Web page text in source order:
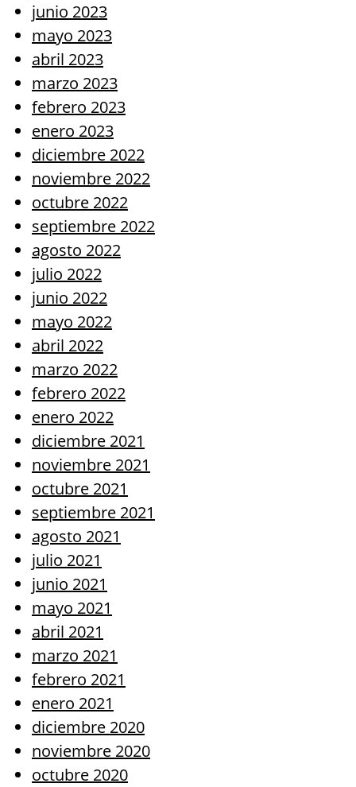
junio 2023
mayo 2023
abril 2023
marzo 2023
febrero 2023
enero 2023
diciembre 2022
noviembre 2022
octubre 2022
septiembre 2022
agosto 2022
julio 2022
junio 2022
mayo 2022
abril 2022
marzo 2022
febrero 2022
enero 2022
diciembre 2021
noviembre 2021
octubre 2021
septiembre 2021
agosto 2021
julio 2021
junio 2021
mayo 2021
abril 2021
marzo 2021
febrero 2021
enero 2021
diciembre 2020
noviembre 2020
octubre 2020